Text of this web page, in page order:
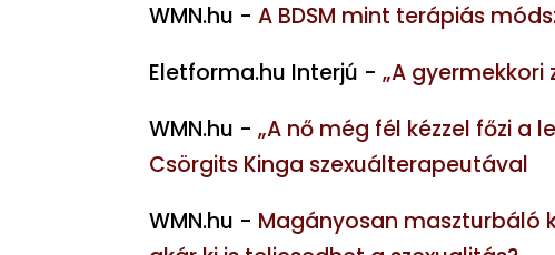
WMN.hu -A BDSM mint terápiás
Eletforma.hu Interjú -„A
WMN.hu -„A nő még fél kézzel főzi a
Csörgits Kinga szexuálterapeutával
WMN.hu - Magányosan maszturbáló